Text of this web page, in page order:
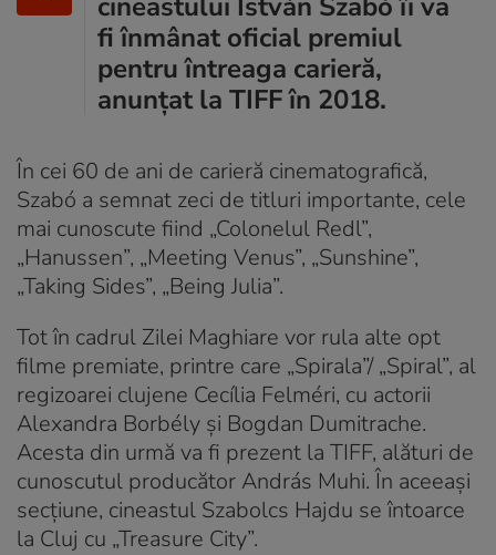
fi înmânat oficial premiul
pentru întreaga carieră,
anunțat la TIFF în 2018.
În cei 60 de ani de carieră cinematografică,
Szabó a semnat zeci de titluri importante, cele
mai cunoscute fiind „Colonelul Redl”,
„Hanussen”, „Meeting Venus”, „Sunshine”,
„Taking Sides”, „Being Julia”.
Tot în cadrul Zilei Maghiare vor rula alte opt
filme premiate, printre care „Spirala”/ „Spiral”, al
regizoarei clujene Cecília Felméri, cu actorii
Alexandra Borbély și Bogdan Dumitrache.
Acesta din urmă va fi prezent la TIFF, alături de
cunoscutul producător András Muhi. În aceeași
secțiune, cineastul Szabolcs Hajdu se întoarce
la Cluj cu „Treasure City”.